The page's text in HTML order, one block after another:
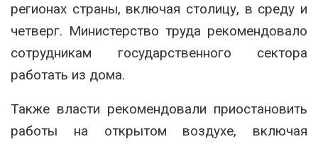
регионах страны, включая столицу, в среду и
четверг. Министерство труда рекомендовало
сотрудникам государственного сектора
работать из дома.
Также власти рекомендовали приостановить
работы на открытом воздухе, включая